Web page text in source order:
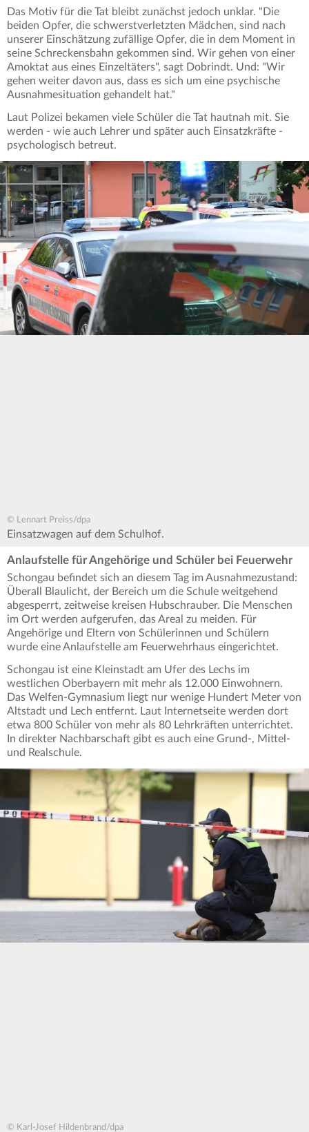
Das Motiv für die Tat bleibt zunächst jedoch unklar. "Die
beiden Opfer, die schwerstverletzten Mädchen, sind nach
unserer Einschätzung zufällige Opfer, die in dem Moment in
seine Schreckensbahn gekommen sind. Wir gehen von einer
Amoktat aus eines Einzeltäters", sagt Dobrindt. Und: "Wir
gehen weiter davon aus, dass es sich um eine psychische
Ausnahmesituation gehandelt hat."
Laut Polizei bekamen viele Schüler die Tat hautnah mit. Sie
werden - wie auch Lehrer und später auch Einsatzkräfte -
psychologisch betreut.
© Lennart Preiss/dpa
Einsatzwagen auf dem Schulhof.
Anlaufstelle für Angehörige und Schüler bei Feuerwehr
Schongau befindet sich an diesem Tag im Ausnahmezustand:
Überall Blaulicht, der Bereich um die Schule weitgehend
abgesperrt, zeitweise kreisen Hubschrauber. Die Menschen
im Ort werden aufgerufen, das Areal zu meiden. Für
Angehörige und Eltern von Schülerinnen und Schülern
wurde eine Anlaufstelle am Feuerwehrhaus eingerichtet.
Schongau ist eine Kleinstadt am Ufer des Lechs im
westlichen Oberbayern mit mehr als 12.000 Einwohnern.
Das Welfen-Gymnasium liegt nur wenige Hundert Meter von
Altstadt und Lech entfernt. Laut Internetseite werden dort
etwa 800 Schüler von mehr als 80 Lehrkräften unterrichtet.
In direkter Nachbarschaft gibt es auch eine Grund-, Mittel-
und Realschule.
© Karl-Josef Hildenbrand/dpa